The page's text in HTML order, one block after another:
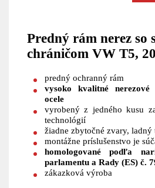
Predný rám nerez so
chráničom VW T5,
predný ochranný rám
vysoko kvalitné
ocele
vyrobený z jedného kusu
technológií
žiadne zbytočné zvary, ladný
montážne príslušenstvo je
homologované podľa
parlamentu a Rady (ES) č.
zákazková výroba